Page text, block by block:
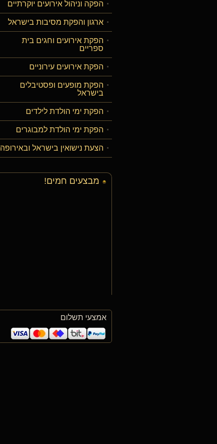
הפקה וניהול אירועים יוקרתיים
ארגון והפקת מסיבות בישראל
הפקת אירועים וחגים בית
ספריים
הפקת אירועים עירוניים
הפקת מופעים ופסטיבלים
בישראל
הפקת ימי הולדת לילדים
הפקת ימי הולדת למבוגרים
הצעת נישואין בישראל ובאירופה
מבצעים חמים!
אמצעי תשלום